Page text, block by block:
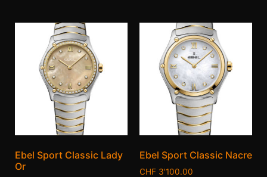
Ebel Sport Classic Lady
Or
Ebel Sport Classic Nacre
CHF 3'100.00